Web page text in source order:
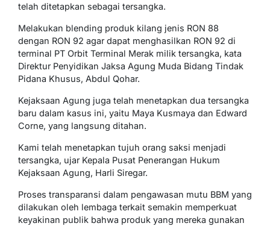
telah ditetapkan sebagai tersangka.
Melakukan blending produk kilang jenis RON 88
dengan RON 92 agar dapat menghasilkan RON 92 di
terminal PT Orbit Terminal Merak milik tersangka, kata
Direktur Penyidikan Jaksa Agung Muda Bidang Tindak
Pidana Khusus, Abdul Qohar.
Kejaksaan Agung juga telah menetapkan dua tersangka
baru dalam kasus ini, yaitu Maya Kusmaya dan Edward
Corne, yang langsung ditahan.
Kami telah menetapkan tujuh orang saksi menjadi
tersangka, ujar Kepala Pusat Penerangan Hukum
Kejaksaan Agung, Harli Siregar.
Proses transparansi dalam pengawasan mutu BBM yang
dilakukan oleh lembaga terkait semakin memperkuat
keyakinan publik bahwa produk yang mereka gunakan